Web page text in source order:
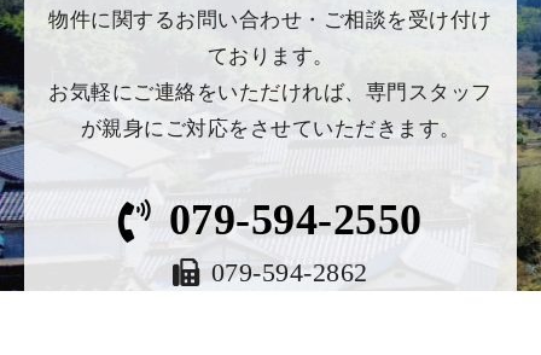
物件に関するお問い合わせ・ご相談を受け付け
ております。
お気軽にご連絡をいただければ、専門スタッフ
が親身にご対応をさせていただきます。
079-594-2550
079-594-2862